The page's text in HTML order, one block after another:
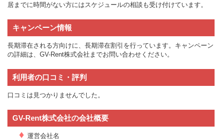
居までに時間がない方にはスケジュールの相談も受け付けています。
キャンペーン情報
長期滞在される方向けに、長期滞在割引を行っています。キャンペーン
の詳細は、GV-Rent株式会社までお問い合わせください。
利用者の口コミ・評判
口コミは見つかりませんでした。
GV-Rent株式会社の会社概要
運営会社名